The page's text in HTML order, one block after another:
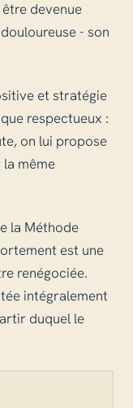
devenue
- son
et stratégie
respectueux :
on lui propose
même
la Méthode
est une
renégociée.
intégralement
duquel le